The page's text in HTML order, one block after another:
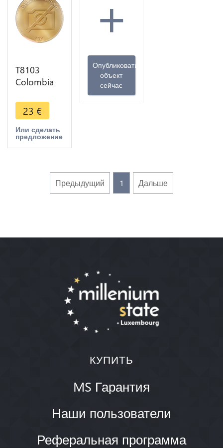
T8103
Colombia
Centavos
1932 M
Argent
Silver -> M
23 €
Или сделать
предложение
+
Опубликовать
объект
сейчас
Предыдущий 1 Дальше
КУПИТЬ
MS Гарантия
Наши пользователи
Реферальная программа